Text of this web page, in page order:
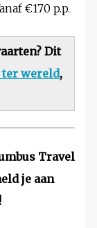
€170 p.p.
Dit
wereld,
Travel
je aan